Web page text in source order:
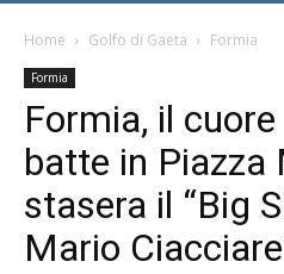
Home Golfo di Gaeta Formia
Formia
Formia, il
batte in Piazza
stasera il “Big
Mario